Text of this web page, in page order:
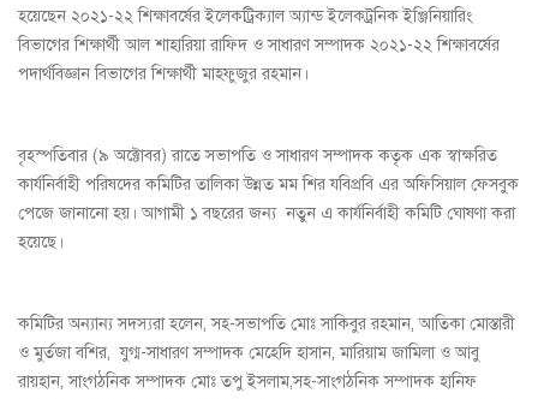
হয়েছেন ২০২১-২২ শিক্ষাবর্ষের ইলেকট্রিক্যাল অ্যান্ড ইলেকট্রনিক ইঞ্জিনিয়ারিং
বিভাগের শিক্ষার্থী আল শাহারিয়া রাফিদ ও সাধারণ সম্পাদক ২০২১-২২ শিক্ষাবর্ষের
পদার্থবিজ্ঞান বিভাগের শিক্ষার্থী মাহফুজুর রহমান।
বৃহস্পতিবার (৯ অক্টোবর) রাতে সভাপতি ও সাধারণ সম্পাদক কতৃক এক স্বাক্ষরিত
কার্যনির্বাহী পরিষদের কমিটির তালিকা উন্নত মম শির যবিপ্রবি এর অফিসিয়াল ফেসবুক
পেজে জানানো হয়। আগামী ১ বছরের জন্য নতুন এ কার্যনির্বাহী কমিটি ঘোষণা করা
হয়েছে।
কমিটির অন্যান্য সদস্যরা হলেন, সহ-সভাপতি মোঃ সাকিবুর রহমান, আতিকা মোস্তারী
ও মুর্তজা বশির, যুগ্ম-সাধারণ সম্পাদক মেহেদি হাসান, মারিয়াম জামিলা ও আবু
রায়হান, সাংগঠনিক সম্পাদক মোঃ তপু ইসলাম,সহ-সাংগঠনিক সম্পাদক হানিফ